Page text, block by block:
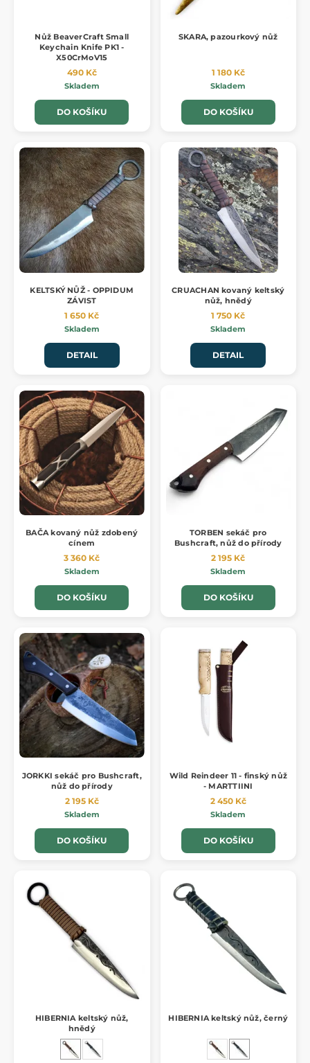
Nůž BeaverCraft Small
Keychain Knife PK1 -
X50CrMoV15
490 Kč
Skladem
DO KOŠÍKU
SKARA, pazourkový nůž
1 180 Kč
Skladem
DO KOŠÍKU
KELTSKÝ NŮŽ - OPPIDUM
ZÁVIST
1 650 Kč
Skladem
DETAIL
CRUACHAN kovaný keltský
nůž, hnědý
1 750 Kč
Skladem
DETAIL
BAČA kovaný nůž zdobený
cínem
3 360 Kč
Skladem
DO KOŠÍKU
TORBEN sekáč pro
Bushcraft, nůž do přírody
2 195 Kč
Skladem
DO KOŠÍKU
JORKKI sekáč pro Bushcraft,
nůž do přírody
2 195 Kč
Skladem
DO KOŠÍKU
Wild Reindeer 11 - finský nůž
- MARTTIINI
2 450 Kč
Skladem
DO KOŠÍKU
HIBERNIA keltský nůž,
hnědý
HIBERNIA keltský nůž, černý